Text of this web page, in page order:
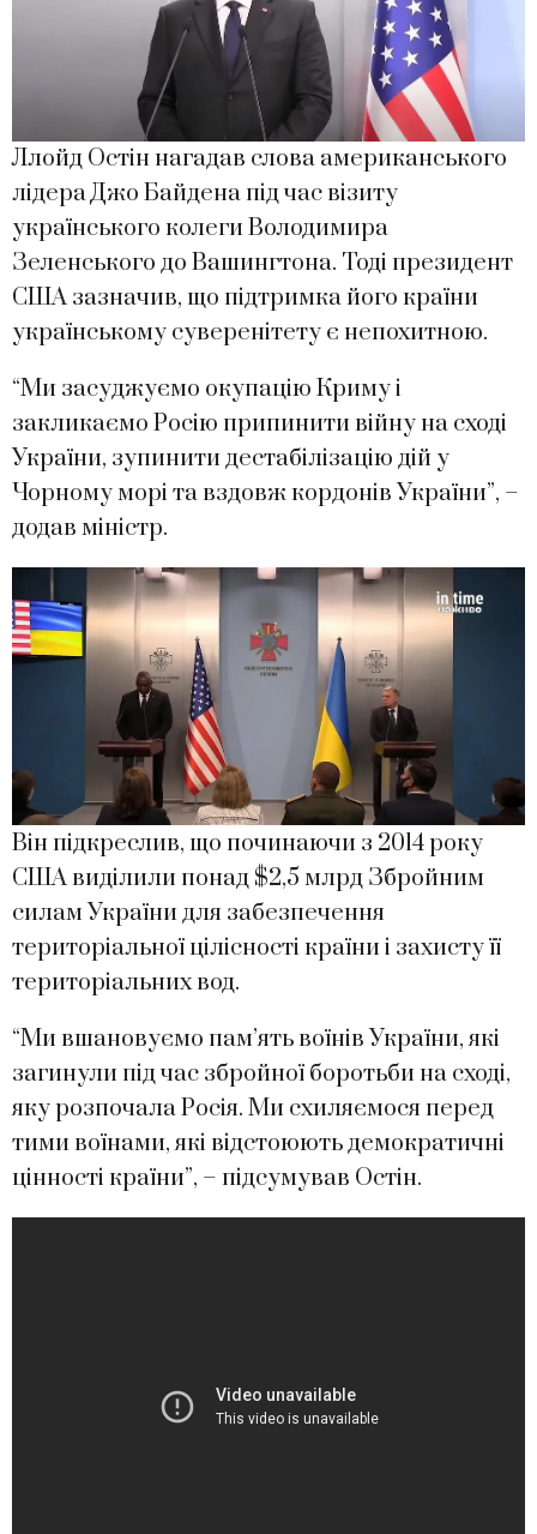
Ллойд Остін нагадав слова американського
лідера Джо Байдена під час візиту
українського колеги Володимира
Зеленського до Вашингтона. Тоді президент
США зазначив, що підтримка його країни
українському суверенітету є непохитною.
“Ми засуджуємо окупацію Криму і
закликаємо Росію припинити війну на сході
України, зупинити дестабілізацію дій у
Чорному морі та вздовж кордонів України”, –
додав міністр.
Він підкреслив, що починаючи з 2014 року
США виділили понад $2,5 млрд Збройним
силам України для забезпечення
територіальної цілісності країни і захисту її
територіальних вод.
“Ми вшановуємо пам’ять воїнів України, які
загинули під час збройної боротьби на сході,
яку розпочала Росія. Ми схиляємося перед
тими воїнами, які відстоюють демократичні
цінності країни”, – підсумував Остін.